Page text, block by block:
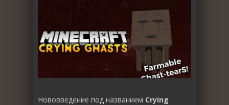
Нововведение под названием Crying